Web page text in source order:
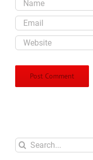
Search
for: